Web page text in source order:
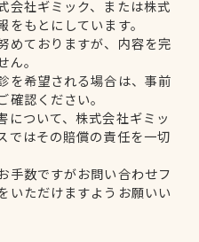
会社ギミック、または株式
もとにしています。
めておりますが、内容を完
。
を希望される場合は、事前
認ください。
について、株式会社ギミッ
ではその賠償の責任を一切
手数ですがお問い合わせフ
いただけますようお願いい